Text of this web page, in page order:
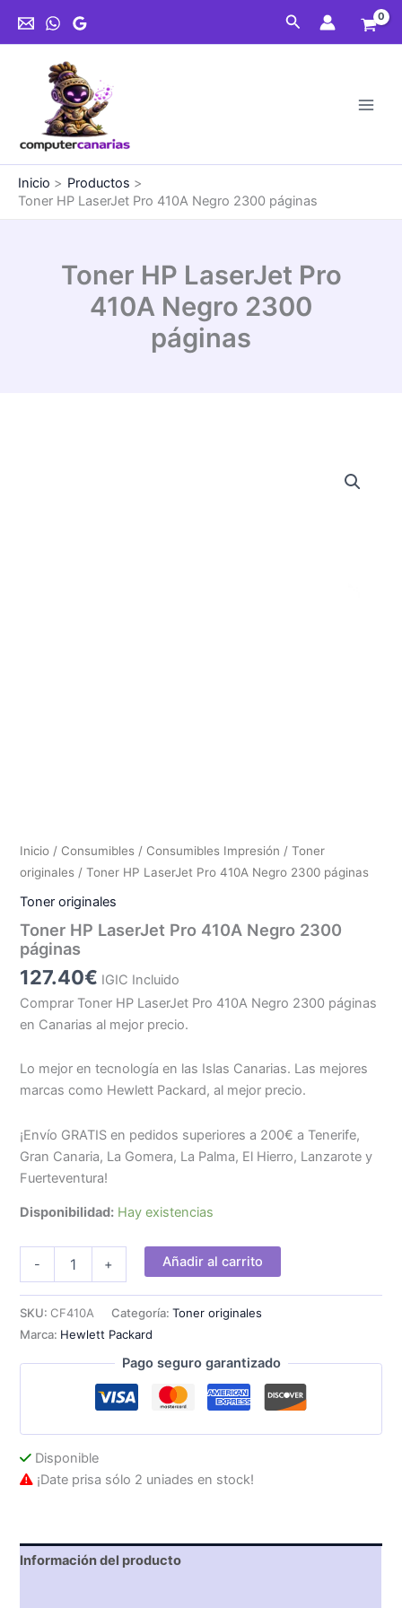
Buscar
Inicio
Productos
Toner HP LaserJet Pro 410A Negro 2300 páginas
Toner HP LaserJet Pro
410A Negro 2300
páginas
Inicio / Consumibles / Consumibles Impresión /Toner
originales / Toner HP LaserJet Pro 410A Negro 2300 páginas
Toner originales
Toner HP LaserJet Pro 410A Negro 2300
páginas
127.40€ IGIC Incluido
Comprar Toner HP LaserJet Pro 410A Negro 2300 páginas
en Canarias al mejor precio.
Lo mejor en tecnología en las Islas Canarias. Las mejores
marcas como Hewlett Packard, al mejor precio.
¡Envío GRATIS en pedidos superiores a 200€ a Tenerife,
Gran Canaria, La Gomera, La Palma, El Hierro, Lanzarote y
Fuerteventura!
Disponibilidad: Hay existencias
-
Pro
Negro
2300
+ Añadir al carrito
SKU: CF410A Categoría:Toner originales
Marca: Hewlett Packard
Pago seguro garantizado
Disponible
¡Date prisa sólo 2 uniades en stock!
Información del producto
Pro
410A
2300
páginas
cantidad